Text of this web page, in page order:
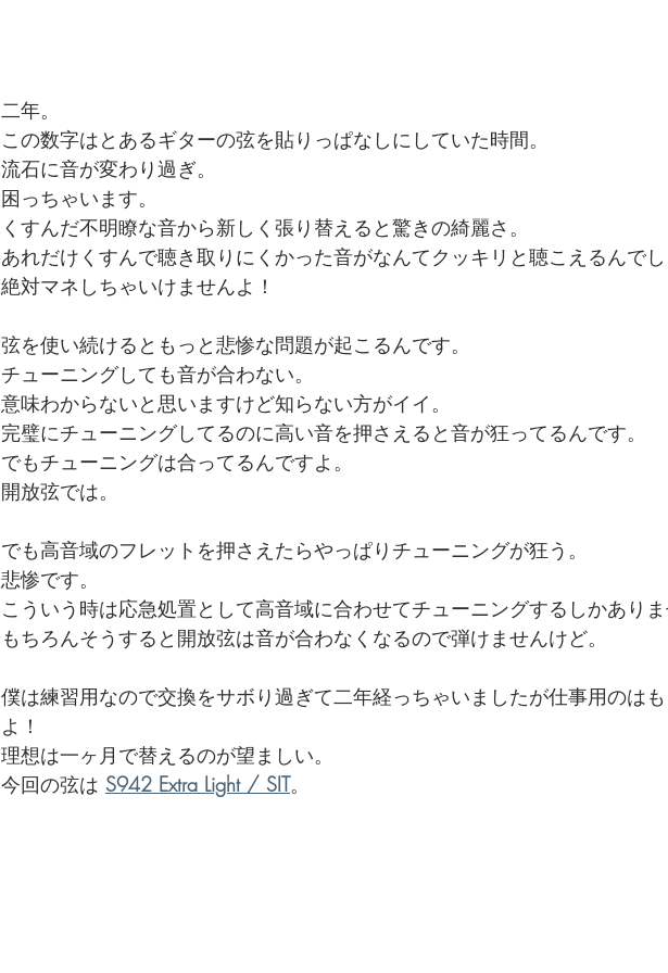
二年。
この数字はとあるギターの弦を貼りっぱなしにしていた時間。
流石に音が変わり過ぎ。
困っちゃいます。
くすんだ不明瞭な音から新しく張り替えると驚きの綺麗さ。
あれだけくすんで聴き取りにくかった音がなんてクッキリと聴こえるんで
絶対マネしちゃいけませんよ！
弦を使い続けるともっと悲惨な問題が起こるんです。
チューニングしても音が合わない。
意味わからないと思いますけど知らない方がイイ。
完璧にチューニングしてるのに高い音を押さえると音が狂ってるんです。
でもチューニングは合ってるんですよ。
開放弦では。
でも高音域のフレットを押さえたらやっぱりチューニングが狂う。
悲惨です。
こういう時は応急処置として高音域に合わせてチューニングするしかあり
もちろんそうすると開放弦は音が合わなくなるので弾けませんけど。
僕は練習用なので交換をサボり過ぎて二年経っちゃいましたが仕事用のは
よ！
理想は一ヶ月で替えるのが望ましい。
今回の弦は S942 Extra Light / SIT。